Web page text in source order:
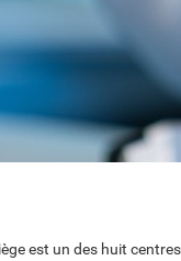
est un des huit centres